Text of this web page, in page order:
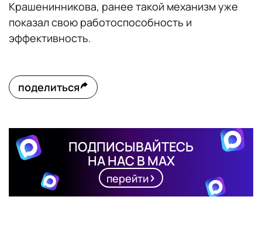
Крашенинникова, ранее такой механизм уже
показал свою работоспособность и
эффективность.
поделиться
ПОДПИСЫВАЙТЕСЬ
НА НАС В MAX
перейти